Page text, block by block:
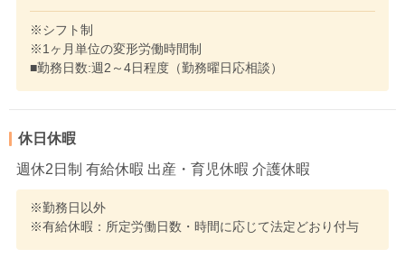
※シフト制
※1ヶ月単位の変形労働時間制
■勤務日数:週2～4日程度（勤務曜日応相談）
休日休暇
週休2日制 有給休暇 出産・育児休暇 介護休暇
※勤務日以外
※有給休暇：所定労働日数・時間に応じて法定どおり付与